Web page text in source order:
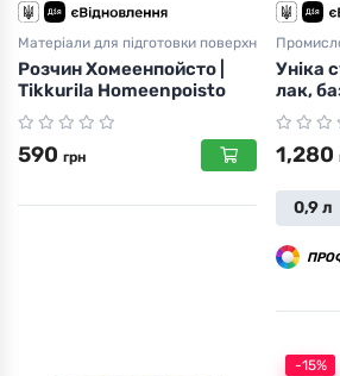
Матеріали для підготовки поверхні
Розчин Хомеенпойсто |
Tikkurila Homeenpoisto
590 грн
Уніка
лак,
1,280
0,9 л
-15%